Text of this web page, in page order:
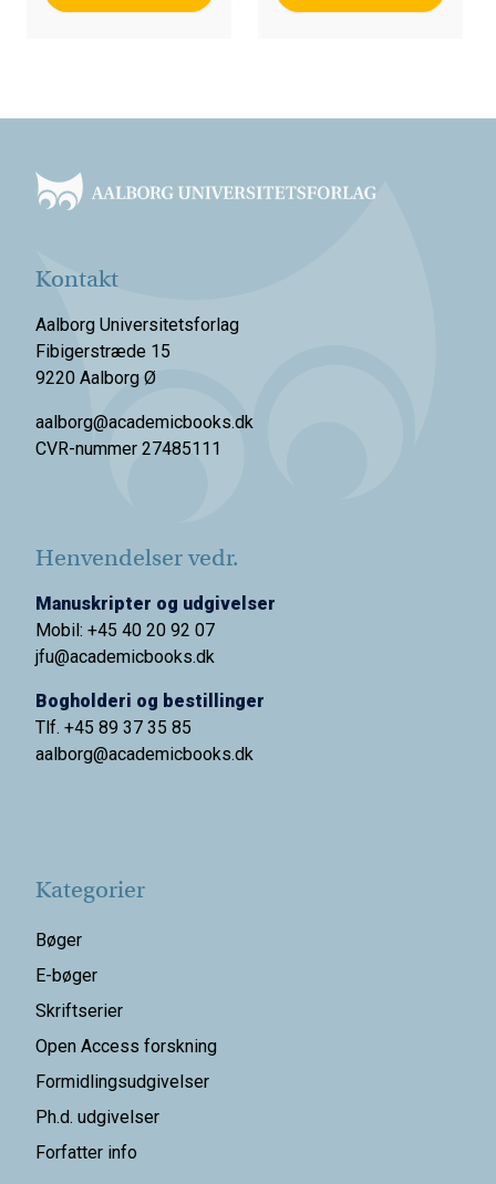
Kontakt
Aalborg Universitetsforlag
Fibigerstræde 15
9220 Aalborg Ø
aalborg@academicbooks.dk
CVR-nummer 27485111
Henvendelser vedr.
Manuskripter og udgivelser
Mobil: +45 40 20 92 07
jfu@academicbooks.dk
Bogholderi og bestillinger
Tlf. +45 89 37 35 85
aalborg@academicbooks.dk
Kategorier
Bøger
E-bøger
Skriftserier
Open Access forskning
Formidlingsudgivelser
Ph.d. udgivelser
Forfatter info